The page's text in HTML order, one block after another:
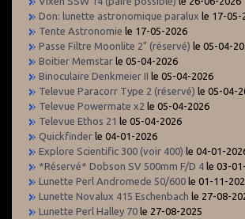
Don: lunette astronomique paralux le 17-05-
Tente Astronomie le 17-05-2026
Passe Filtre Moonlite 2" (réservé) le 05-04-
Boitier Memstar le 05-04-2026
Binoculaire Denkmeier II le 05-04-2026
Televue Paracorr Type 2 (réservé) le 05-04-
Televue Powermate x2 le 05-04-2026
Televue Ethos 21 le 05-04-2026
Quickfinder le 04-01-2026
Explore Scientific 300 (voir 400) le 04-01-
*Réservé* Dobson SV 500mm F/D 4 le 03-
Lunette Perl Andromede 50/600 le 01-11-
Lunette Novalux 415 Eschenbach le 27-08-
Lunette Perl Halley 70 le 27-08-2025